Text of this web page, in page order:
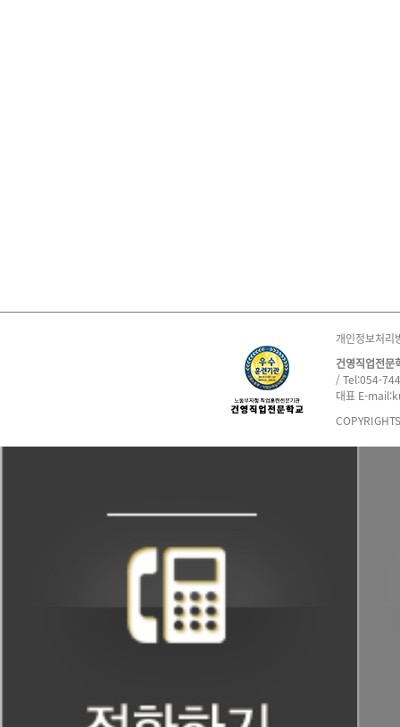
개인정보처리
건영직업전문
/ Tel:054-
대표 E-